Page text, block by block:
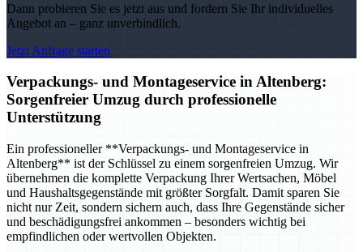
Dann probieren Sie es jetzt aus und fordern Sie Ihr individuelles
Angebot an – ganz unverbindlich.
Jetzt Anfrage starten
Verpackungs- und Montageservice in Altenberg:
Sorgenfreier Umzug durch professionelle
Unterstützung
Ein professioneller **Verpackungs- und Montageservice in
Altenberg** ist der Schlüssel zu einem sorgenfreien Umzug. Wir
übernehmen die komplette Verpackung Ihrer Wertsachen, Möbel
und Haushaltsgegenstände mit größter Sorgfalt. Damit sparen Sie
nicht nur Zeit, sondern sichern auch, dass Ihre Gegenstände sicher
und beschädigungsfrei ankommen – besonders wichtig bei
empfindlichen oder wertvollen Objekten.